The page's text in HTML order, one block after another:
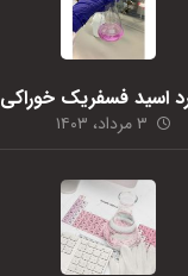
اسید فسفریک خوراکی
۳ مرداد، ۱۴۰۳